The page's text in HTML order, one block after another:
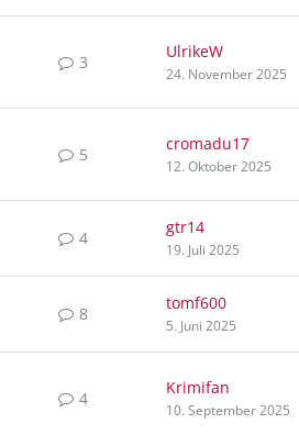
3
UlrikeW
24. November 2025
5
cromadu17
12. Oktober 2025
4
gtr14
19. Juli 2025
8
tomf600
5. Juni 2025
4
Krimifan
10. September 2025